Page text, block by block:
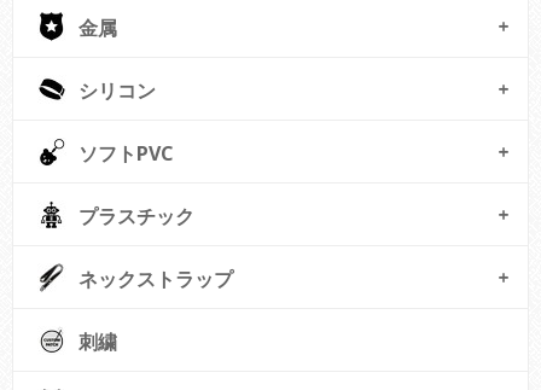
金属
シリコン
ソフトPVC
プラスチック
ネックストラップ
刺繍